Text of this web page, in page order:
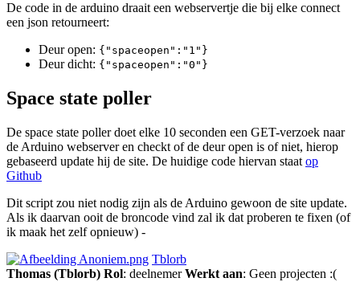
De code in de arduino draait een webservertje die bij elke connect
een json retourneert:
Deur open: {"spaceopen":"1"}
Deur dicht: {"spaceopen":"0"}
Space state poller
De space state poller doet elke 10 seconden een GET-verzoek naar
de Arduino webserver en checkt of de deur open is of niet, hierop
gebaseerd update hij de site. De huidige code hiervan staat op
Github
Dit script zou niet nodig zijn als de Arduino gewoon de site update.
Als ik daarvan ooit de broncode vind zal ik dat proberen te fixen (of
ik maak het zelf opnieuw) -
Tblorb
Thomas (Tblorb) Rol: deelnemerWerkt aan: Geen projecten :(